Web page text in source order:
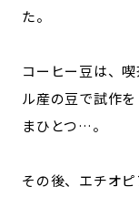
た。
コーヒー豆は、
ル産の豆で試作
まひとつ…。
その後、エチオ